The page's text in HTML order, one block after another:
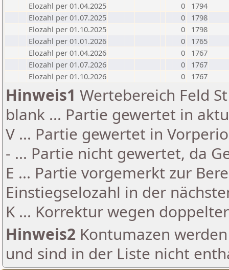
Elozahl per 01.04.2025
0
1794
Elozahl per 01.07.2025
0
1798
Elozahl per 01.10.2025
0
1798
Elozahl per 01.01.2026
0
1765
Elozahl per 01.04.2026
0
1767
Elozahl per 01.07.2026
0
1767
Elozahl per 01.10.2026
0 1767
Hinweis1 Wertebereich Feld
blank ... Partie gewertet in
V ... Partie gewertet in
- ... Partie nicht gewertet, da
E ... Partie vorgemerkt zur
Einstiegselozahl in der
K ... Korrektur wegen
Hinweis2 Kontumazen
und sind in der Liste nicht